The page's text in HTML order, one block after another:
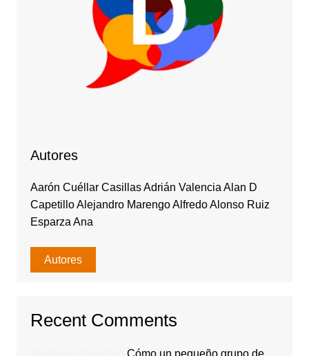
Autores
Aarón Cuéllar Casillas Adrián Valencia Alan D
Capetillo Alejandro Marengo Alfredo Alonso Ruiz
Esparza Ana
Autores
Recent Comments